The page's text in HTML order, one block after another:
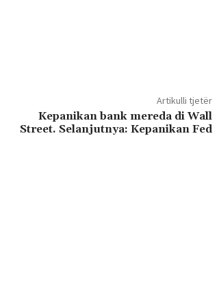
Artikulli tjetër
Kepanikan bank mereda di Wall
Street. Selanjutnya: Kepanikan Fed